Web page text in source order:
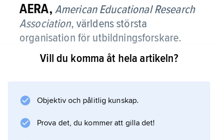
AERA, American Educational Research
Association, världens största
organisation för utbildningsforskare.
Medlemsantalet uppgick 2010 till över 25
Vill du komma åt hela artikeln?
Objektiv och pålitlig kunskap.
Prova det, du kommer att gilla det!